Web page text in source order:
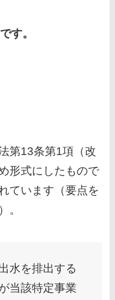
す。
第13条第1項（改
形式にしたもので
ています（要点を
。
水を排出する
当該特定事業